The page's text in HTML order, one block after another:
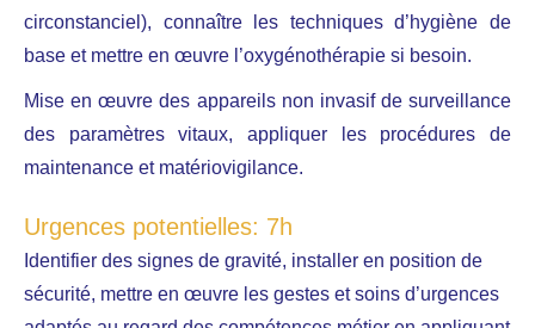
circonstanciel), connaître les techniques d’hygiène de
base et mettre en œuvre l’oxygénothérapie si besoin.
Mise en œuvre des appareils non invasif de surveillance
des paramètres vitaux, appliquer les procédures de
maintenance et matériovigilance.
Urgences potentielles: 7h
Identifier des signes de gravité, installer en position de
sécurité, mettre en œuvre les gestes et soins d’urgences